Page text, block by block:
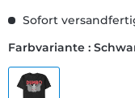
Sofort
Farbvariante :